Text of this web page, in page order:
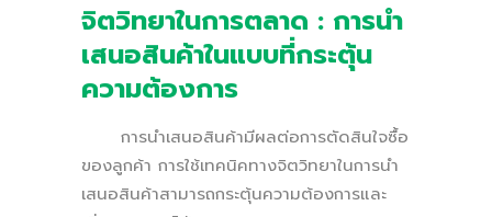
จิตวิทยาในการตลาด : การนำ
เสนอสินค้าในแบบที่กระตุ้น
ความต้องการ
การนำเสนอสินค้ามีผลต่อการตัดสินใจซื้อ
ของลูกค้า การใช้เทคนิคทางจิตวิทยาในการนำ
เสนอสินค้าสามารถกระตุ้นความต้องการและ